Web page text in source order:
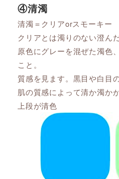
④清濁
清濁＝クリアorスモーキー
クリアとは濁りのない澄ん
原色にグレーを混ぜた濁色
こと。
質感を見ます。黒目や白目
肌の質感によって清か濁か
上段が清色